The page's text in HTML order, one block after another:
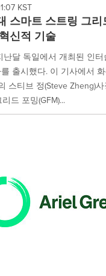
KST
스마트 스트링 그리
신적 기술
난달 독일에서 개최된 인
출시했다. 이 기사에서
스티브 정(Steve Zheng)
드 포밍(GFM)...